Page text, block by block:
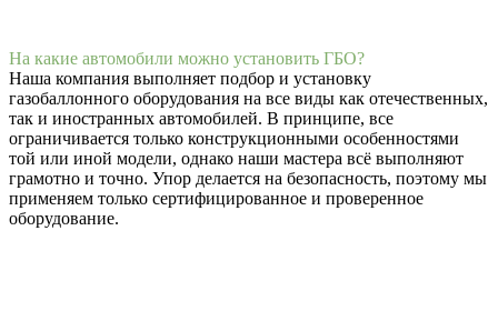
На какие автомобили можно установить ГБО?
Наша компания выполняет подбор и установку
газобаллонного оборудования на все виды как отечественных,
так и иностранных автомобилей. В принципе, все
ограничивается только конструкционными особенностями
той или иной модели, однако наши мастера всё выполняют
грамотно и точно. Упор делается на безопасность, поэтому мы
применяем только сертифицированное и проверенное
оборудование.